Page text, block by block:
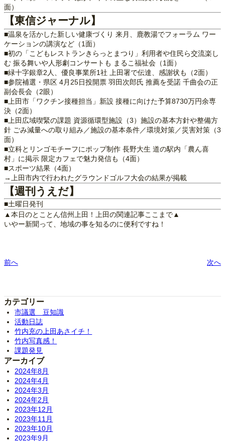
面）
【東信ジャーナル】
■温泉を活かした新しい健康づくり 来月、鹿教湯でフォーラム ワー
ケーションの講演など（1面）
■初の「こどもレストランきらっとまつり」利用者や住民ら交流楽し
む 振る舞いや人形劇コンサートも まるこ福祉会（1面）
■緑十字銀章2人、優良事業所1社 上田署で伝達、感謝状も（2面）
■参院補選・県区 4月25日投開票 羽田次郎氏 推薦を受諾 千曲会の正
副会長会（2眼）
■上田市「ワクチン接種担当」新設 接種に向けた予算8730万円余専
決（2面）
■上田広域喫緊の課題 資源循環型施設（3）施設の基本方針や整備方
針 ごみ減量への取り組み／施設の基本条件／環境対策／災害対策（3
面）
■立科とリンゴモチーフにポップ制作 長野大生 道の駅内「農ん喜
村」に掲示 限定カフェで魅力発信も（4面）
■スポーツ結果（4面）
→上田市内で行われたグラウンドゴルフ大会の結果が掲載
【週刊うえだ】
■土曜日発刊
▲本日のとことん信州上田！上田の関連記事ここまで▲
いやー新聞って、地域の事を知るのに便利ですね！
前へ 次へ
カテゴリー
市議選 豆知識
活動日誌
竹内充の上田あさイチ！
竹内写真感！
課題発見
アーカイブ
2024年8月
2024年4月
2024年3月
2024年2月
2023年12月
2023年11月
2023年10月
2023年9月